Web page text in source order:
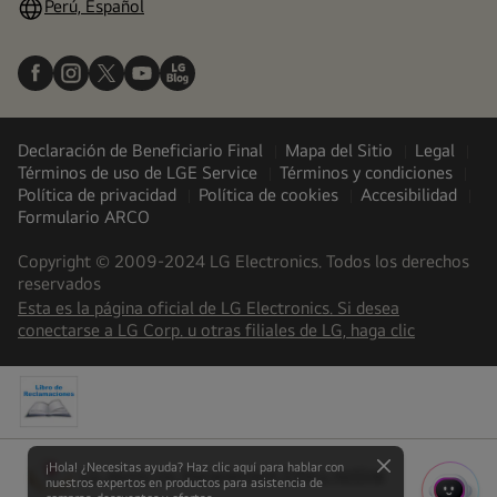
Perú, Español
Declaración de Beneficiario Final Mapa del Sitio
Legal
Términos de uso de LGE Service
Términos y condiciones
Política de privacidad
Política de cookies
Accesibilidad
Formulario ARCO
Copyright © 2009-2024 LG Electronics. Todos los derechos
reservados
Esta es la página oficial de LG Electronics. Si desea
conectarse a LG Corp. u otras filiales de LG, haga clic(
a
LG Jeong-Do Management Ethics hotline
opens
¡Hola! ¿Necesitas ayuda? Haz clic aquí para hablar con
nuestros expertos en productos para asistencia de
close